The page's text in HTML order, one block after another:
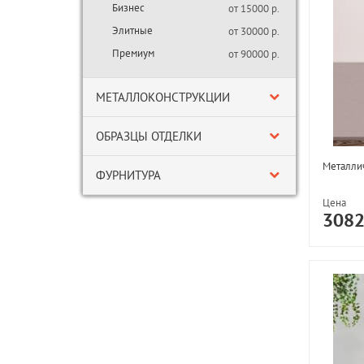
Бизнес
от 15000 р.
Элитные
от 30000 р.
Премиум
от 90000 р.
МЕТАЛЛОКОНСТРУКЦИИ
ОБРАЗЦЫ ОТДЕЛКИ
ФУРНИТУРА
Цена